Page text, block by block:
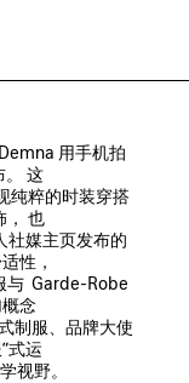
用手机拍
。 这
纯粹的时装穿搭
， 也
社媒主页发布的
性，
与  Garde-Robe
念
制服、品牌大使
式运
视野。